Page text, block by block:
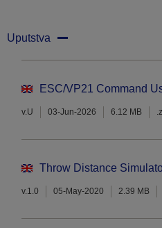
Uputstva
ESC/VP21 Command
v.U 03-Jun-2026 6.12 MB
Throw Distance
v.1.0 05-May-2020 2.39 MB